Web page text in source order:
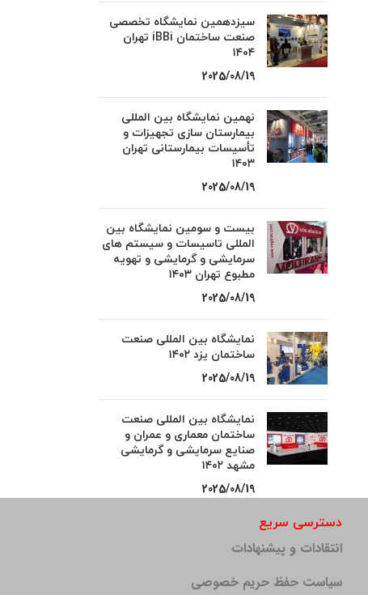
سیزدهمین نمایشگاه تخصصی
صنعت ساختمان iBBi تهران
۱۴۰۴
2025/08/19
نهمین نمایشگاه بین المللی
بیمارستان سازی تجهیزات و
تأسیسات بیمارستانی تهران
۱۴۰۳
2025/08/19
بیست و سومین نمایشگاه بین
المللی تاسیسات و سیستم های
سرمایشی و گرمایشی و تهویه
مطبوع تهران ۱۴۰۳
2025/08/19
نمایشگاه بین المللی صنعت
ساختمان یزد ۱۴۰۲
2025/08/19
نمایشگاه بین المللی صنعت
ساختمان معماری و عمران و
صنایع سرمایشی و گرمایشی
مشهد ۱۴۰۲
2025/08/19
دسترسی سریع
انتقادات و پیشنهادات
سیاست حفظ حریم خصوصی